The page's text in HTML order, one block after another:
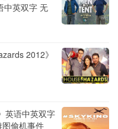
中英双字 无
2012》
英语中英双字
偷机事件